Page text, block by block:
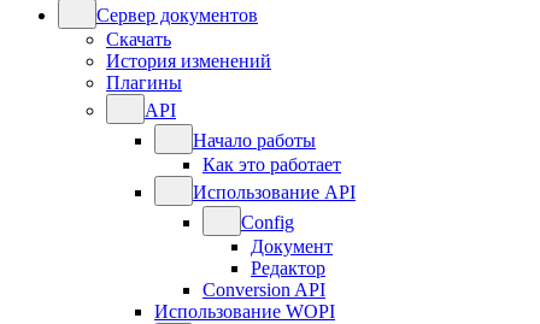
Сервер документов
Скачать
История изменений
Плагины
API
Начало работы
Как это работает
Использование API
Config
Документ
Редактор
Conversion API
Использование WOPI